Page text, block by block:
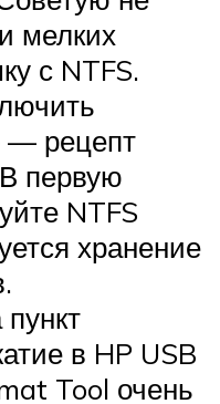
мелких
с NTFS.
— рецепт
первую
NTFS
хранение
в HP USB
Tool очень